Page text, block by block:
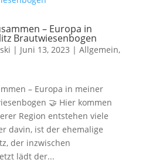
– Europa in
Brautwiesenbogen
| Juni 13, 2023 | Allgemein,
– Europa in meiner
🤝 Hier kommen
Region entstehen viele
davin, ist der ehemalige
der inzwischen
lädt der...